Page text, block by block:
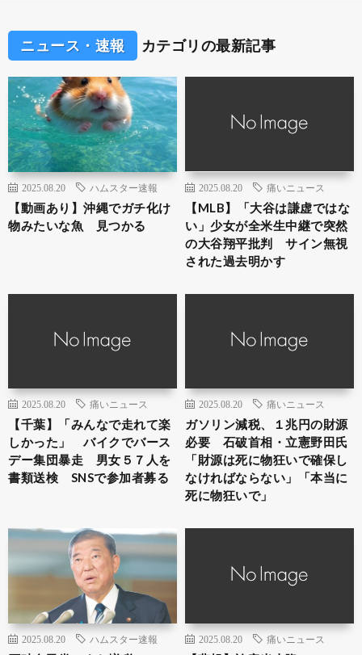
ニュース・速報 カテゴリの最新記事
2025.08.20 ハムスター速報
【動画あり】沖縄でガチ化け
物みたいな魚 見つかる
2025.08.20 痛いニュース
【MLB】「大谷は謙虚ではな
い」少女が全米生中継で突然
の大谷翔平批判 サイン無視
された過去明かす
2025.08.20 痛いニュース
【千葉】「みんなで走れて楽
しかった」 バイクでバース
デー集団暴走 男女５７人を
書類送検 SNSで参加者募る
2025.08.20 痛いニュース
ガソリン減税、１兆円の財源
必要 石破首相・立憲野田氏
「財源は死に物狂いで確保し
なければならない」「本当に
死に物狂いで」
2025.08.20 ハムスター速報 2025.08.20 痛いニュース